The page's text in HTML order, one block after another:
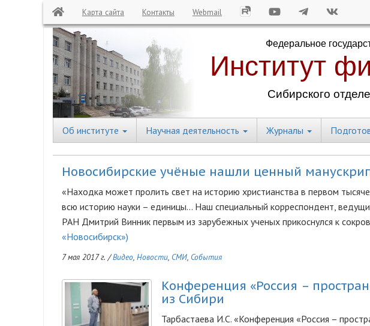
Карта сайта Контакты Webmail
Central
Об институте Научная деятельность Журналы
Новосибирские учёные нашли ценный
«Находка может пролить свет на историю христианства в первом
всю историю науки – единицы... Наш специальный корреспондент,
РАН Дмитрий Винник первым из зарубежных ученых прикоснулся к
«Новосибирск»)
7 мая 2017 г. /Видео, Новости, СМИ, События
Конференция «Россия –
из Сибири
Тарбастаева И.С. «Конференция «Россия –